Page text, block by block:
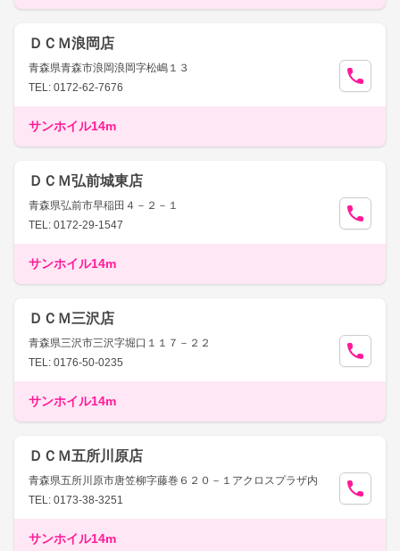
ＤＣＭ浪岡店
青森県青森市浪岡浪岡字松嶋１３
TEL: 0172-62-7676
サンホイル14m
ＤＣＭ弘前城東店
青森県弘前市早稲田４－２－１
TEL: 0172-29-1547
サンホイル14m
ＤＣＭ三沢店
青森県三沢市三沢字堀口１１７－２２
TEL: 0176-50-0235
サンホイル14m
ＤＣＭ五所川原店
青森県五所川原市唐笠柳字藤巻６２０－１アクロスプラザ内
TEL: 0173-38-3251
サンホイル14m